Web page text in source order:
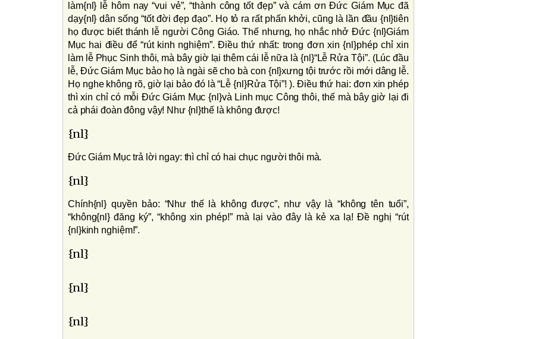
làm{nl} lễ hôm nay “vui vẻ”, “thành công tốt đẹp” và cám ơn Ðức Giám Mục đã
dạy{nl} dân sống “tốt đời đẹp đạo”. Họ tỏ ra rất phấn khởi, cũng là lần đầu {nl}tiên
họ được biết thánh lễ người Công Giáo. Thế nhưng, họ nhắc nhở Ðức {nl}Giám
Mục hai điều để “rút kinh nghiệm”. Ðiều thứ nhất: trong đơn xin {nl}phép chỉ xin
làm lễ Phục Sinh thôi, mà bây giờ lại thêm cái lễ nữa là {nl}“Lễ Rửa Tội”. (Lúc đầu
lễ, Ðức Giám Mục bảo họ là ngài sẽ cho bà con {nl}xưng tội trước rồi mới dâng lễ.
Họ nghe không rõ, giờ lại bảo đó là “Lễ {nl}Rửa Tội”! ). Ðiều thứ hai: đơn xin phép
thì xin chỉ có mỗi Ðức Giám Mục {nl}và Linh mục Công thôi, thế mà bây giờ lại đi
cả phái đoàn đông vậy! Như {nl}thế là không được!
{nl}
Ðức Giám Mục trả lời ngay: thì chỉ có hai chục người thôi mà.
{nl}
Chính{nl} quyền bảo: “Như thế là không được”, như vậy là “không tên tuổi”,
“không{nl} đăng ký”, “không xin phép!” mà lại vào đây là kẻ xa lạ! Ðề nghị “rút
{nl}kinh nghiệm!”.
{nl}
{nl}
{nl}